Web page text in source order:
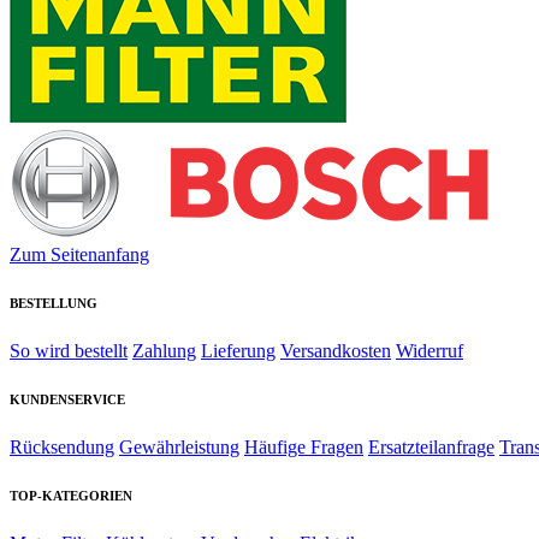
Zum Seitenanfang
BESTELLUNG
So wird bestellt Zahlung Lieferung Versandkosten Widerruf
KUNDENSERVICE
Rücksendung Gewährleistung Häufige Fragen Ersatzteilanfrage
TOP-KATEGORIEN